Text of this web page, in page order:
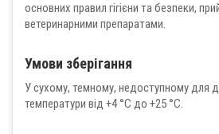
основних правил гігієни та безпеки,
ветеринарними препаратами.
Умови зберігання
У сухому, темному, недоступному для
температури від +4 °С до +25 °С.